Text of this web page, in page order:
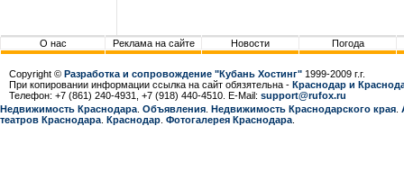
О нас Реклама на сайте Новости Погода
Copyright © Разработка и сопровождение "Кубань Хостинг" 1999-2009 г.г.
При копировании информации ссылка на сайт обязятельна - Краснодар и
Телефон: +7 (861) 240-4931, +7 (918) 440-4510. E-Mail: support@rufox.ru
Недвижимость Краснодара Объявления Недвижимость Краснодарcкого края
театров Краснодара Краснодар Фотогалерея Краснодара